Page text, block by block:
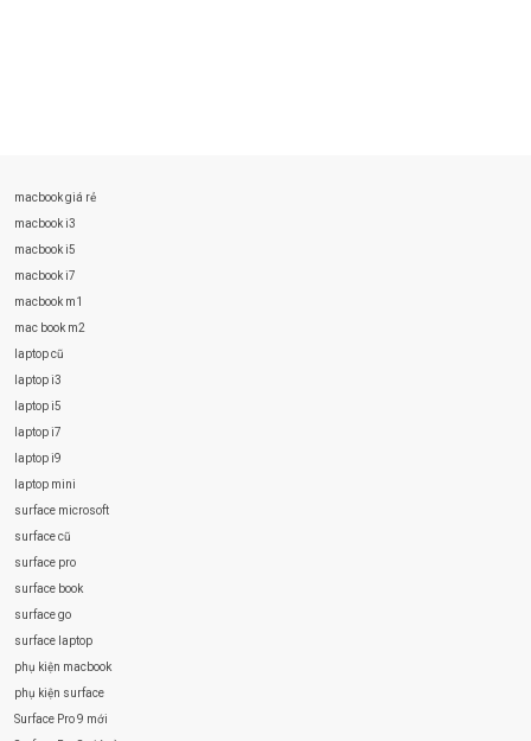
macbook giá rẻ
macbook i3
macbook i5
macbook i7
macbook m1
mac book m2
laptop cũ
laptop i3
laptop i5
laptop i7
laptop i9
laptop mini
surface microsoft
surface cũ
surface pro
surface book
surface go
surface laptop
phụ kiện macbook
phụ kiện surface
Surface Pro 9 mới